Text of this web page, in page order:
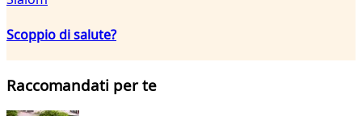
Scoppio di salute?
Raccomandati per te